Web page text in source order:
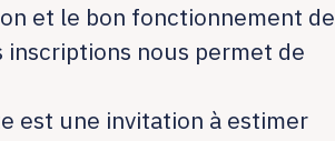
et le bon fonctionnement de
inscriptions nous permet de
est une invitation à estimer